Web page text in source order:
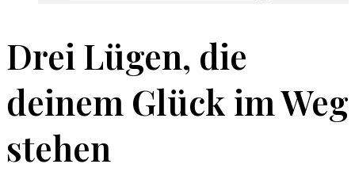
Drei Lügen, die
deinem Glück im Weg
stehen